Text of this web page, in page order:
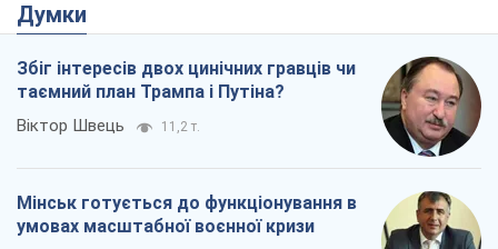
Думки
Збіг інтересів двох цинічних гравців чи
таємний план Трампа і Путіна?
Віктор Швець 11,2 т.
Мінськ готується до функціонування в
умовах масштабної воєнної кризи